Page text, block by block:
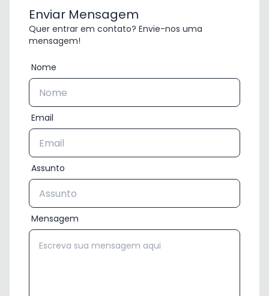
Enviar Mensagem
Quer entrar em contato? Envie-nos uma
mensagem!
Nome
Email
Assunto
Mensagem